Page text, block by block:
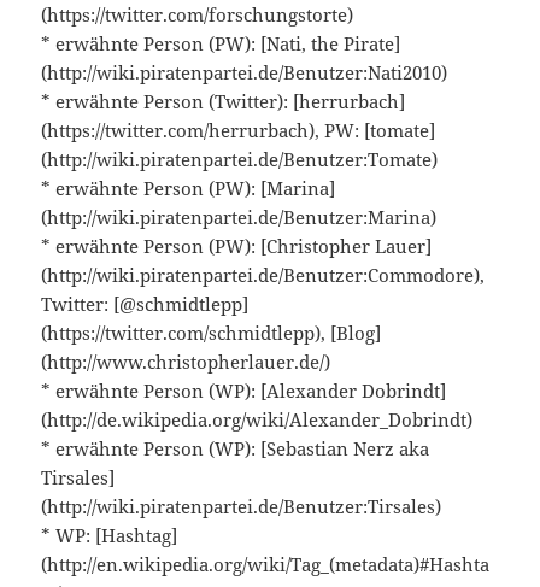
(https://twitter.com/forschungstorte)
* erwähnte Person (PW): [Nati, the Pirate]
(http://wiki.piratenpartei.de/Benutzer:Nati2010)
* erwähnte Person (Twitter): [herrurbach]
(https://twitter.com/herrurbach), PW: [tomate]
(http://wiki.piratenpartei.de/Benutzer:Tomate)
* erwähnte Person (PW): [Marina]
(http://wiki.piratenpartei.de/Benutzer:Marina)
* erwähnte Person (PW): [Christopher Lauer]
(http://wiki.piratenpartei.de/Benutzer:Commodore),
Twitter: [@schmidtlepp]
(https://twitter.com/schmidtlepp), [Blog]
(http://www.christopherlauer.de/)
* erwähnte Person (WP): [Alexander Dobrindt]
(http://de.wikipedia.org/wiki/Alexander_Dobrindt)
* erwähnte Person (WP): [Sebastian Nerz aka
Tirsales]
(http://wiki.piratenpartei.de/Benutzer:Tirsales)
* WP: [Hashtag]
(http://en.wikipedia.org/wiki/Tag_(metadata)#Hashta